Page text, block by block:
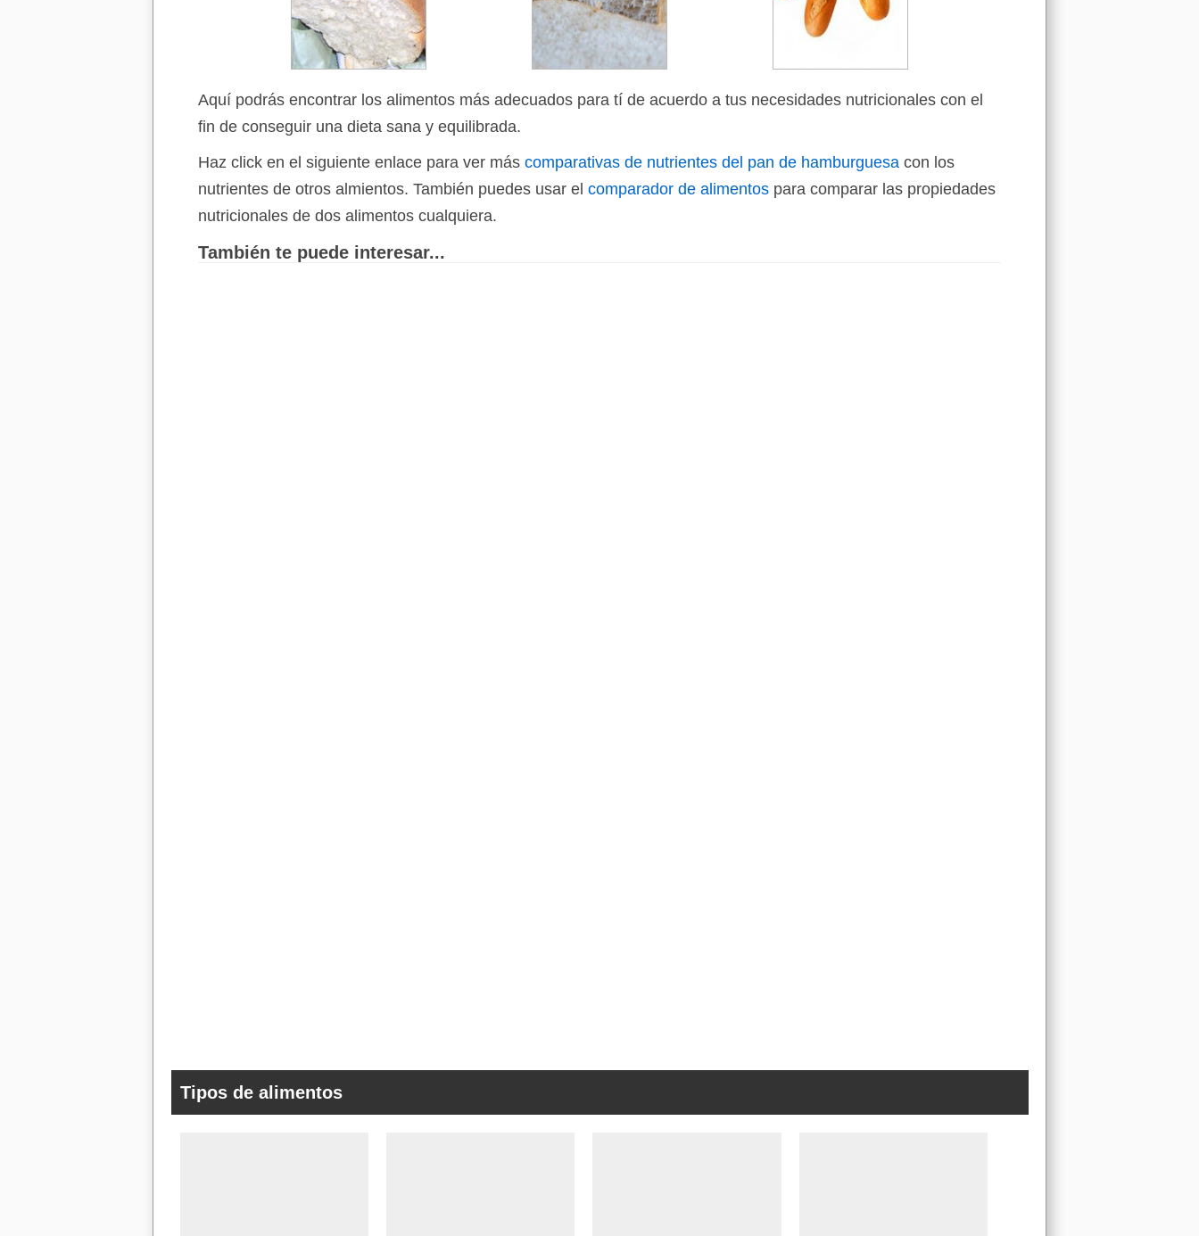
Aquí podrás encontrar los alimentos más adecuados para tí de acuerdo a tus necesidades nutricionales con el
fin de conseguir una dieta sana y equilibrada.
Haz click en el siguiente enlace para ver más comparativas de nutrientes del pan de hamburguesa con los
nutrientes de otros almientos. También puedes usar el comparador de alimentos para comparar las propiedades
nutricionales de dos alimentos cualquiera.
También te puede interesar...
Tipos de alimentos